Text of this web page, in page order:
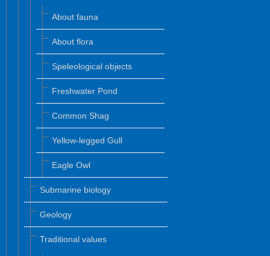
About fauna
About flora
Speleological objects
Freshwater Pond
Common Shag
Yellow-legged Gull
Eagle Owl
Submarine biology
Geology
Traditional values